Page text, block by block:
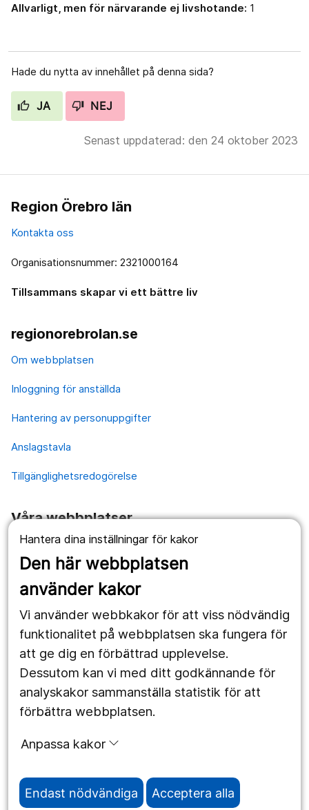
Hantera dina inställningar för kakor
Den här webbplatsen
använder kakor
Vi använder webbkakor för att viss nödvändig
funktionalitet på webbplatsen ska fungera för
att ge dig en förbättrad upplevelse.
Dessutom kan vi med ditt godkännande för
analyskakor sammanställa statistik för att
förbättra webbplatsen.
Anpassa kakor
Endast nödvändiga Acceptera alla
Allvarligt, men för närvarande ej livshotande: 1
Hade du nytta av innehållet på denna sida?
JA NEJ
Senast uppdaterad: den 24 oktober 2023
Region Örebro län
Kontakta oss
Organisationsnummer: 2321000164
Tillsammans skapar vi ett bättre liv
regionorebrolan.se
Om webbplatsen
Inloggning för anställda
Hantering av personuppgifter
Anslagstavla
Tillgänglighetsredogörelse
Våra webbplatser
1177.se
Länstrafiken
Utveckling
Följ oss
Facebook